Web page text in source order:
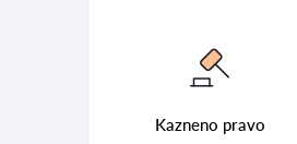
Kazneno pravo